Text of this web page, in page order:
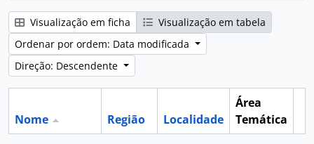
Visualização em ficha
Visualização em tabela
Ordenar por ordem: Data modificada
Direção: Descendente
Nome Região Localidade
Área
Temática